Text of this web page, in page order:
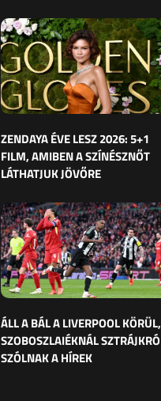
ZENDAYA ÉVE LESZ 2026: 5+1
FILM, AMIBEN A SZÍNÉSZNŐT
LÁTHATJUK JÖVŐRE
ÁLL A BÁL A LIVERPOOL KÖRÜL,
SZOBOSZLAIÉKNÁL
SZÓLNAK A HÍREK